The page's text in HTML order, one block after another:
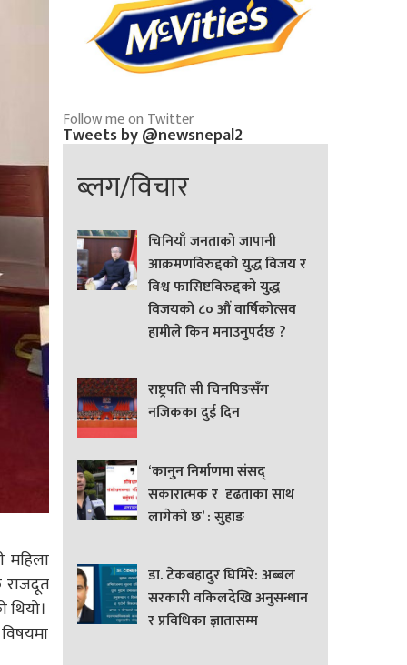
महिला
राजदूत
Follow me on Twitter
Tweets by @newsnepal2
ब्लग/विचार
चिनियाँ जनताको जापानी
आक्रमणविरुद्दको युद्ध विजय र
विश्व फासिष्टविरुद्दको युद्ध
विजयको ८० औं वार्षिकोत्सव
हामीले किन मनाउनुपर्दछ ?
राष्ट्रपति सी चिनपिङसँग
नजिकका दुई दिन
‘कानुन निर्माणमा संसद्
सकारात्मक र दृढताका साथ
लागेको छ’ : सुहाङ
डा. टेकबहादुर घिमिरे: अब्बल
सरकारी वकिलदेखि अनुसन्धान
र प्रविधिका ज्ञातासम्म